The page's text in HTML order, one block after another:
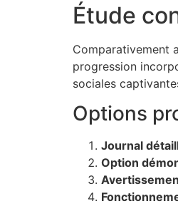
Étude
Comparativement
progression
sociales
Options
Journal
Option